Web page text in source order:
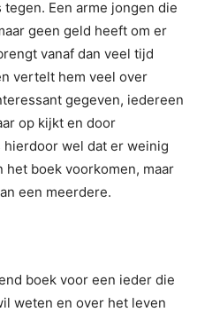
Een arme jongen die
geen geld heeft om er
vanaf dan veel tijd
vertelt hem veel over
gegeven, iedereen
op kijkt en door
wel dat er weinig
boek voorkomen, maar
een meerdere.
boek voor een ieder die
weten en over het leven